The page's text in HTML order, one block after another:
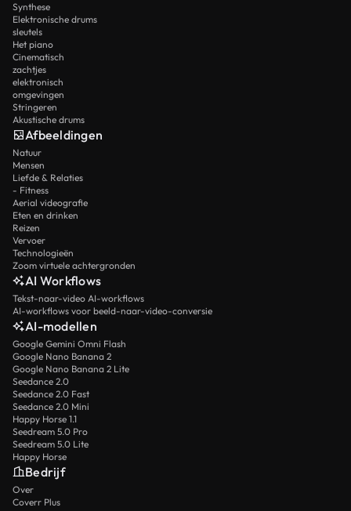
Synthese
Elektronische drums
sleutels
Het piano
Cinematisch
zachtjes
elektronisch
omgevingen
Stringeren
Akustische drums
Afbeeldingen
Natuur
Mensen
Liefde & Relaties
- Fitness
Aerial videografie
Eten en drinken
Reizen
Vervoer
Technologieën
Zoom virtuele achtergronden
AI Workflows
Tekst-naar-video AI-workflows
AI-workflows voor beeld-naar-video-conversie
AI-modellen
Google Gemini Omni Flash
Google Nano Banana 2
Google Nano Banana 2 Lite
Seedance 2.0
Seedance 2.0 Fast
Seedance 2.0 Mini
Happy Horse 1.1
Seedream 5.0 Pro
Seedream 5.0 Lite
Happy Horse
Bedrijf
Over
Coverr Plus